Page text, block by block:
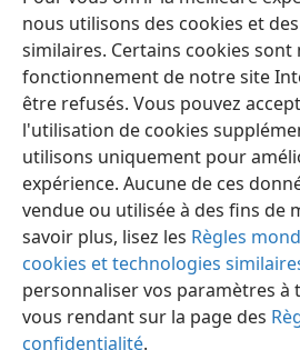
nous utilisons des cookies et
similaires. Certains cookies sont
fonctionnement de notre site
être refusés. Vous pouvez
l'utilisation de cookies
utilisons uniquement pour
expérience. Aucune de ces
vendue ou utilisée à des fins de
savoir plus, lisez les Règles
cookies et technologies
personnaliser vos paramètres à
vous rendant sur la page des
confidentialité.
justice se sème dans la paix+
paix+.
Français Partager
Copyright © 2026 Watch Tower Bible and
Conditions d’utilisation
Paramètres de confidentialité